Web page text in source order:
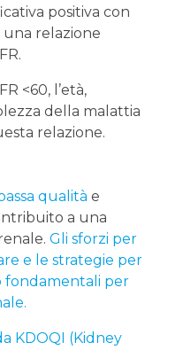
positiva con
una relazione
<60, l’età,
della malattia
relazione.
qualità e
a una
Gli sforzi per
e le strategie per
fondamentali per
KDOQI (Kidney